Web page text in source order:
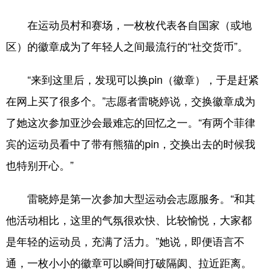
在运动员村和赛场，一枚枚代表各自国家（或地
区）的徽章成为了年轻人之间最流行的“社交货币”。
“来到这里后，发现可以换pin（徽章），于是赶紧
在网上买了很多个。”志愿者雷晓婷说，交换徽章成为
了她这次参加亚沙会最难忘的回忆之一。“有两个菲律
宾的运动员看中了带有熊猫的pin，交换出去的时候我
也特别开心。”
雷晓婷是第一次参加大型运动会志愿服务。“和其
他活动相比，这里的气氛很欢快、比较愉悦，大家都
是年轻的运动员，充满了活力。”她说，即便语言不
通，一枚小小的徽章可以瞬间打破隔阂、拉近距离。